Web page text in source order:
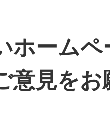
ホーム
意見を